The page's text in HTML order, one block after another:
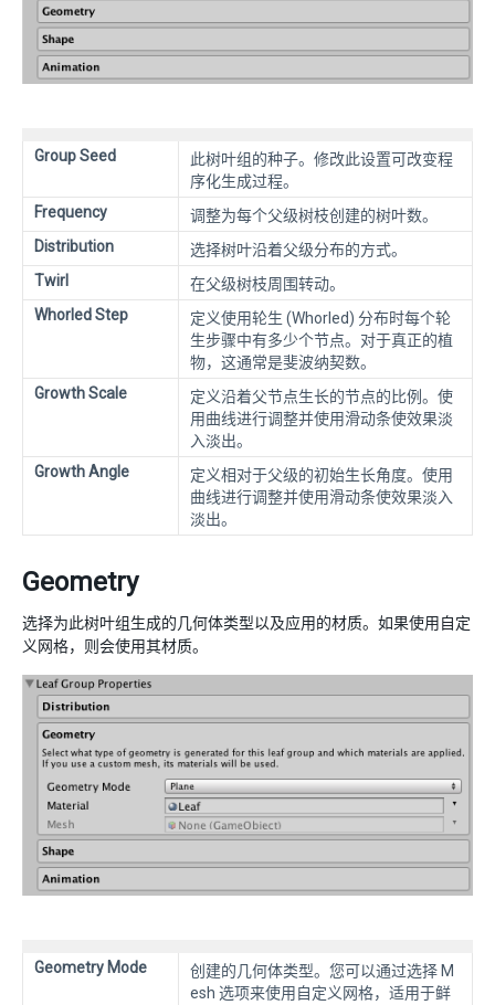
Group Seed
此树叶组的种子。修改此设置可改变程
序化生成过程。
Frequency
调整为每个父级树枝创建的树叶数。
Distribution
选择树叶沿着父级分布的方式。
Twirl
在父级树枝周围转动。
Whorled Step
定义使用轮生 (Whorled) 分布时每个轮
生步骤中有多少个节点。对于真正的植
物，这通常是斐波纳契数。
Growth Scale
定义沿着父节点生长的节点的比例。使
用曲线进行调整并使用滑动条使效果淡
入淡出。
Growth Angle
定义相对于父级的初始生长角度。使用
曲线进行调整并使用滑动条使效果淡入
淡出。
Geometry
选择为此树叶组生成的几何体类型以及应用的材质。如果使用自定
义网格，则会使用其材质。
Geometry Mode
创建的几何体类型。您可以通过选择 M
esh 选项来使用自定义网格，适用于鲜